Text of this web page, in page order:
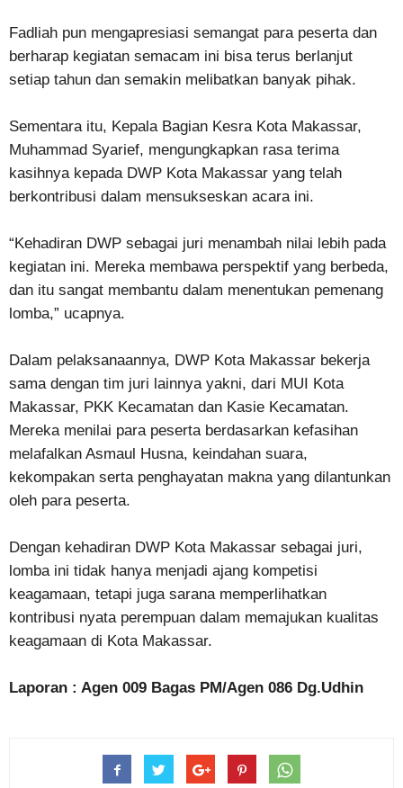
Fadliah pun mengapresiasi semangat para peserta dan
berharap kegiatan semacam ini bisa terus berlanjut
setiap tahun dan semakin melibatkan banyak pihak.
Sementara itu, Kepala Bagian Kesra Kota Makassar,
Muhammad Syarief, mengungkapkan rasa terima
kasihnya kepada DWP Kota Makassar yang telah
berkontribusi dalam mensukseskan acara ini.
“Kehadiran DWP sebagai juri menambah nilai lebih pada
kegiatan ini. Mereka membawa perspektif yang berbeda,
dan itu sangat membantu dalam menentukan pemenang
lomba,” ucapnya.
Dalam pelaksanaannya, DWP Kota Makassar bekerja
sama dengan tim juri lainnya yakni, dari MUI Kota
Makassar, PKK Kecamatan dan Kasie Kecamatan.
Mereka menilai para peserta berdasarkan kefasihan
melafalkan Asmaul Husna, keindahan suara,
kekompakan serta penghayatan makna yang dilantunkan
oleh para peserta.
Dengan kehadiran DWP Kota Makassar sebagai juri,
lomba ini tidak hanya menjadi ajang kompetisi
keagamaan, tetapi juga sarana memperlihatkan
kontribusi nyata perempuan dalam memajukan kualitas
keagamaan di Kota Makassar.
Laporan : Agen 009 Bagas PM/Agen 086 Dg.Udhin